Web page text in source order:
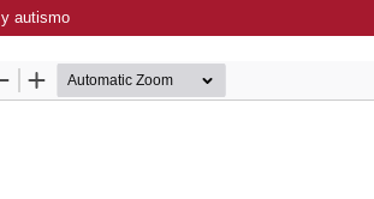
autismo